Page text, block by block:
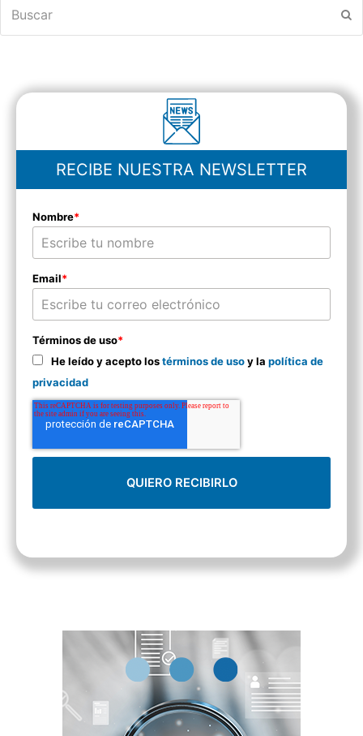
RECIBE NUESTRA NEWSLETTER
Nombre*
Email*
Términos de uso*
He leído y acepto lostérminos de usoy la política de
privacidad